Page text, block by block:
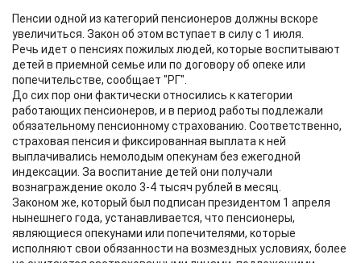
Пенсии одной из категорий пенсионеров должны вскоре
увеличиться. Закон об этом вступает в силу с 1 июля.
Речь идет о пенсиях пожилых людей, которые воспитывают
детей в приемной семье или по договору об опеке или
попечительстве, сообщает "РГ".
До сих пор они фактически относились к категории
работающих пенсионеров, и в период работы подлежали
обязательному пенсионному страхованию. Соответственно,
страховая пенсия и фиксированная выплата к ней
выплачивались немолодым опекунам без ежегодной
индексации. За воспитание детей они получали
вознаграждение около 3-4 тысяч рублей в месяц.
Законом же, который был подписан президентом 1 апреля
нынешнего года, устанавливается, что пенсионеры,
являющиеся опекунами или попечителями, которые
исполняют свои обязанности на возмездных условиях, более